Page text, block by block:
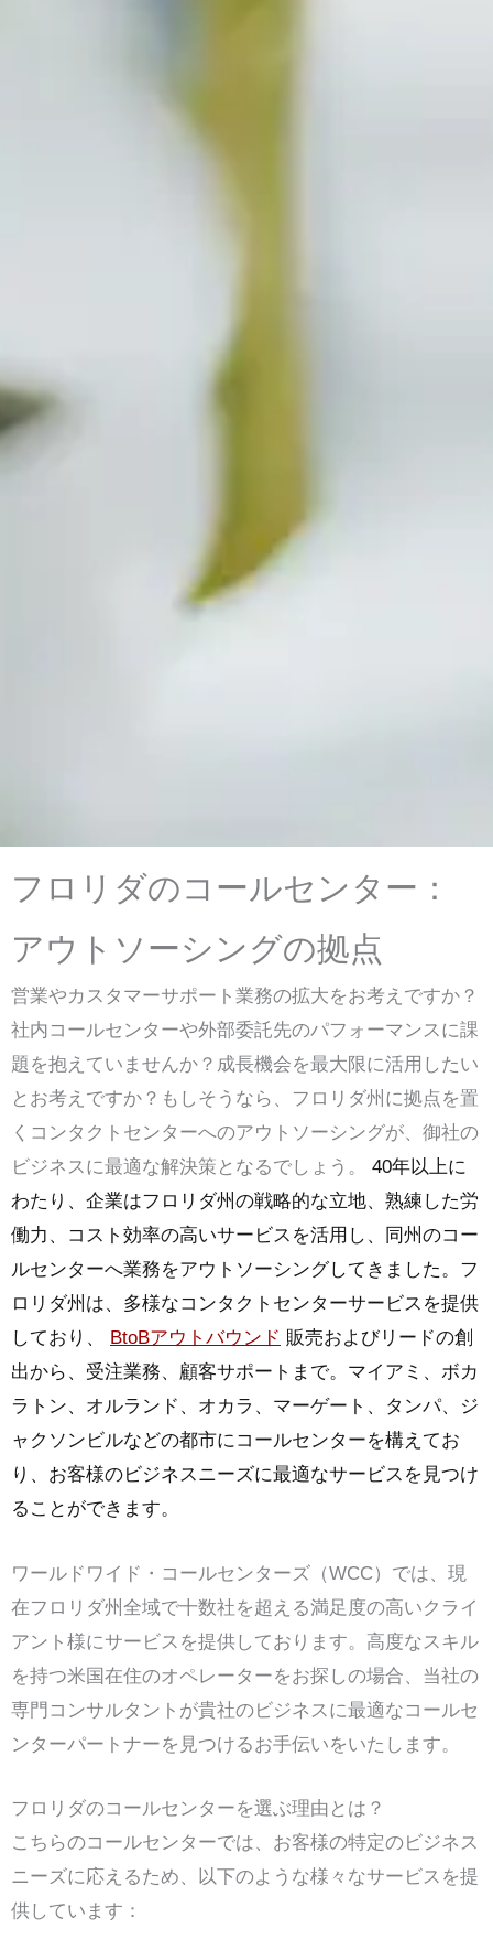
フロリダのコールセンター：
アウトソーシングの拠点
営業やカスタマーサポート業務の拡大をお考えですか？
社内コールセンターや外部委託先のパフォーマンスに課
題を抱えていませんか？成長機会を最大限に活用したい
とお考えですか？もしそうなら、フロリダ州に拠点を置
くコンタクトセンターへのアウトソーシングが、御社の
ビジネスに最適な解決策となるでしょう。 40年以上に
わたり、企業はフロリダ州の戦略的な立地、熟練した労
働力、コスト効率の高いサービスを活用し、同州のコー
ルセンターへ業務をアウトソーシングしてきました。フ
ロリダ州は、多様なコンタクトセンターサービスを提供
しており、
BtoBアウトバウンド 販売およびリードの創
出から、受注業務、顧客サポートまで。マイアミ、ボカ
ラトン、オルランド、オカラ、マーゲート、タンパ、ジ
ャクソンビルなどの都市にコールセンターを構えてお
り、お客様のビジネスニーズに最適なサービスを見つけ
ることができます。
ワールドワイド・コールセンターズ（WCC）では、現
在フロリダ州全域で十数社を超える満足度の高いクライ
アント様にサービスを提供しております。高度なスキル
を持つ米国在住のオペレーターをお探しの場合、当社の
専門コンサルタントが貴社のビジネスに最適なコールセ
ンターパートナーを見つけるお手伝いをいたします。
フロリダのコールセンターを選ぶ理由とは？
こちらのコールセンターでは、お客様の特定のビジネス
ニーズに応えるため、以下のような様々なサービスを提
供しています：